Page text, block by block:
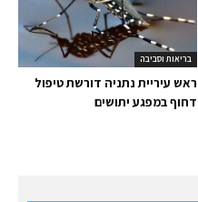
בריאות וסביבה
ראש עיריית נתניה דורשת טיפול
דחוף במפגע יתושים